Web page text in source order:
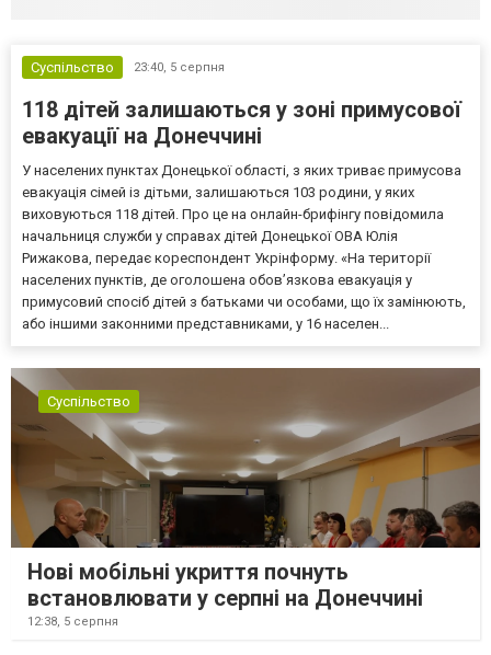
Суспільство 23:40, 5 серпня
118 дітей залишаються у зоні примусової
евакуації на Донеччині
У населених пунктах Донецької області, з яких триває примусова
евакуація сімей із дітьми, залишаються 103 родини, у яких
виховуються 118 дітей. Про це на онлайн-брифінгу повідомила
начальниця служби у справах дітей Донецької ОВА Юлія
Рижакова, передає кореспондент Укрінформу. «На території
населених пунктів, де оголошена обов’язкова евакуація у
примусовий спосіб дітей з батьками чи особами, що їх замінюють,
або іншими законними представниками, у 16 населен...
Суспільство
Нові мобільні укриття почнуть
встановлювати у серпні на Донеччині
12:38, 5 серпня